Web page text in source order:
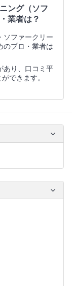
ング（ソフ
業者は？
ソファークリー
のプロ・業者は
あり、口コミ平
できます。